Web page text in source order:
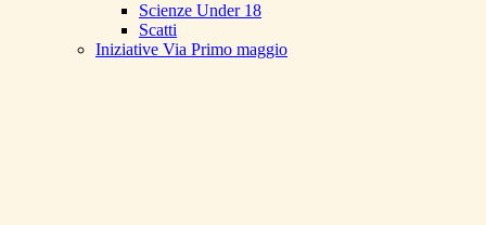
Scienze Under 18
Scatti
Iniziative Via Primo maggio